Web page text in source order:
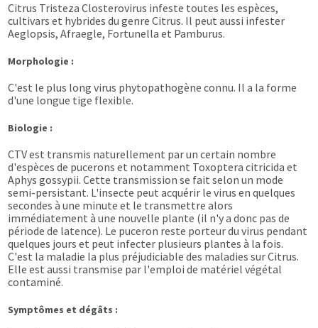
Citrus Tristeza Closterovirus infeste toutes les espèces,
cultivars et hybrides du genre Citrus. Il peut aussi infester
Aeglopsis, Afraegle, Fortunella et Pamburus.
Morphologie :
C'est le plus long virus phytopathogène connu. Il a la forme
d'une longue tige flexible.
Biologie :
CTV est transmis naturellement par un certain nombre
d'espèces de pucerons et notamment Toxoptera citricida et
Aphys gossypii. Cette transmission se fait selon un mode
semi-persistant. L'insecte peut acquérir le virus en quelques
secondes à une minute et le transmettre alors
immédiatement à une nouvelle plante (il n'y a donc pas de
période de latence). Le puceron reste porteur du virus pendant
quelques jours et peut infecter plusieurs plantes à la fois.
C'est la maladie la plus préjudiciable des maladies sur Citrus.
Elle est aussi transmise par l'emploi de matériel végétal
contaminé.
Symptômes et dégâts :